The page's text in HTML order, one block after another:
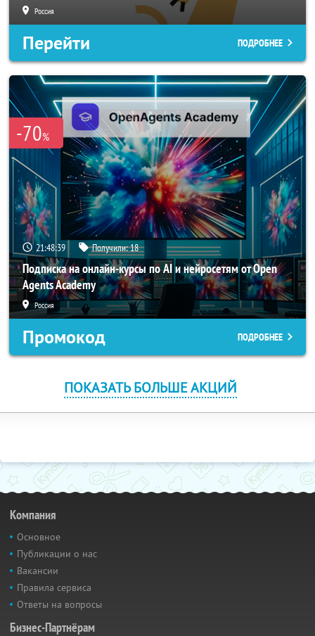
Россия
Перейти ПОДРОБНЕЕ
-70%
21:48:38 Получили:18
Подписка на онлайн-курсы по AI и нейросетям от Open
Agents Academy
Россия
Промокод ПОДРОБНЕЕ
ПОКАЗАТЬ БОЛЬШЕ АКЦИЙ
Компания
Основное
Публикации о нас
Вакансии
Правила сервиса
Ответы на вопросы
Бизнес-Партнёрам